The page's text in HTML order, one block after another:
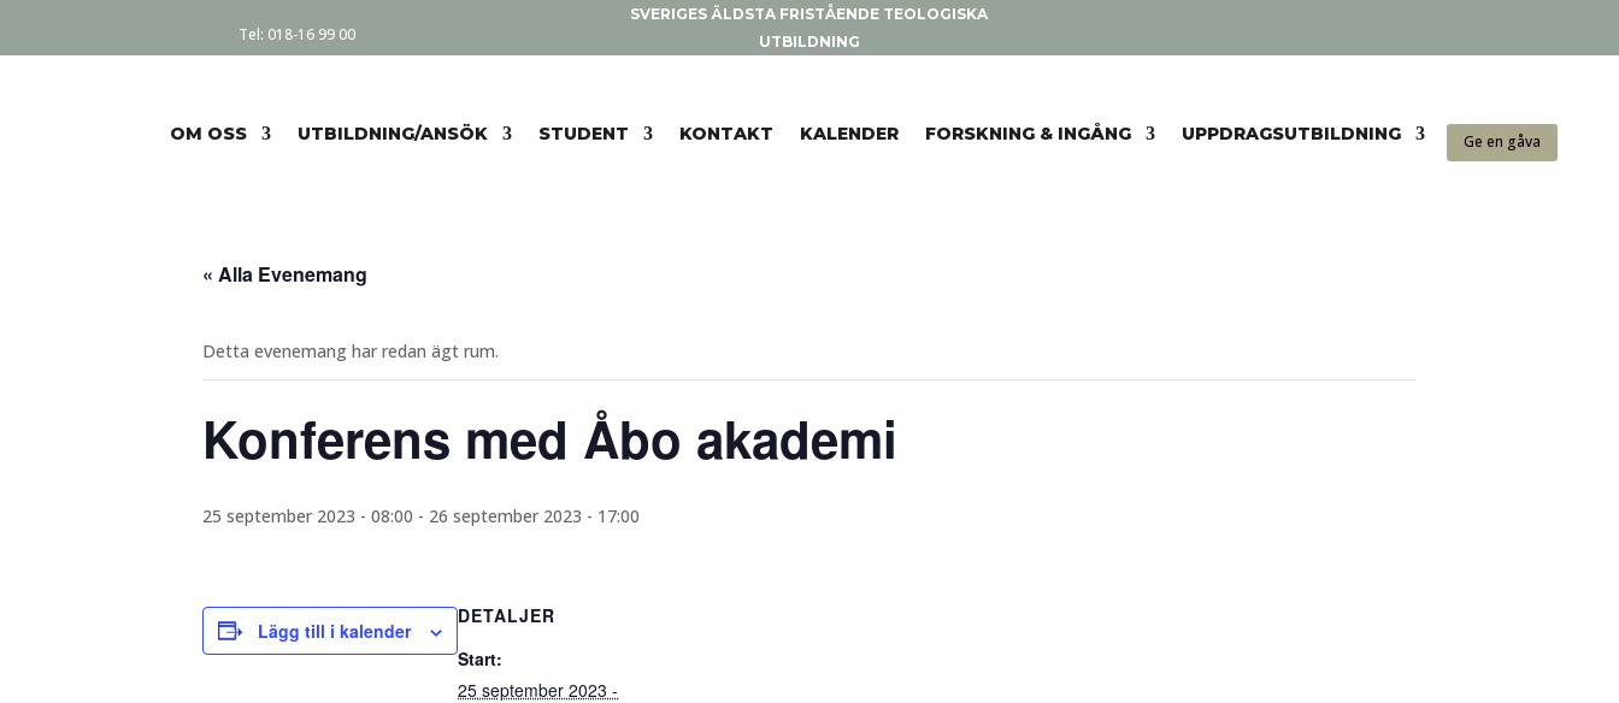
Tel: 018-16 99 00
SVERIGES ÄLDSTA FRISTÅENDE TEOLOGISKA
UTBILDNING
OM OSS UTBILDNING/ANSÖK STUDENT KONTAKT KALENDER FORSKNING & INGÅNG UPPDRAGSUTBILDNING Ge en gåva
« Alla Evenemang
Detta evenemang har redan ägt rum.
Konferens med Åbo akademi
25 september 2023 - 08:00 - 26 september 2023 - 17:00
Lägg till i kalender
DETALJER
Start:
25 september 2023 -